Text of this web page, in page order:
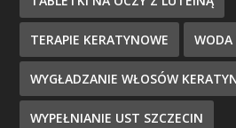
TERAPIE KERATYNOWE WODA
WYGŁADZANIE WŁOSÓW
WYPEŁNIANIE UST SZCZECIN